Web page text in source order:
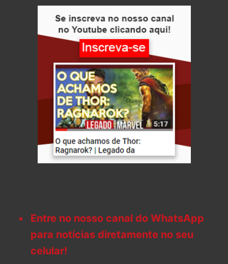
Entre no nosso canal do WhatsApp
para notícias diretamente no seu
celular!